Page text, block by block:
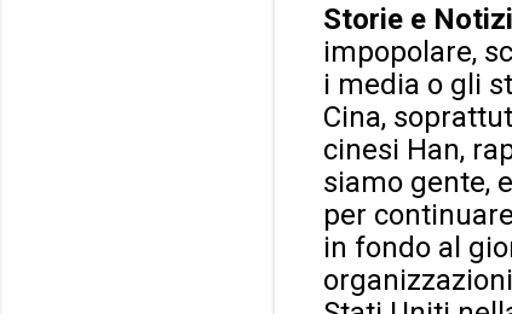
Storie e
impopolare,
i media o gli
Cina,
cinesi Han,
siamo gente,
per
in fondo al